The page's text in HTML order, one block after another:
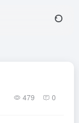
479 0